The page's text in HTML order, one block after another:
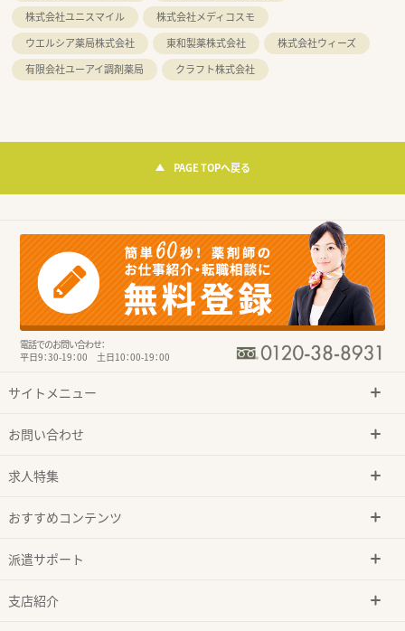
株式会社ユニスマイル
株式会社メディコスモ
ウエルシア薬局株式会社
東和製薬株式会社
株式会社ウィーズ
有限会社ユーアイ調剤薬局
クラフト株式会社
PAGE TOPへ戻る
電話でのお問い合わせ：
平日9：30-19：00 土日10：00-19：00
サイトメニュー
お問い合わせ
求人特集
おすすめコンテンツ
派遣サポート
支店紹介